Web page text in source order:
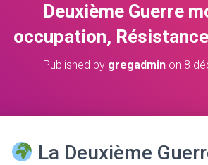
Deuxième Guerre
occupation,
Published by gregadmin on 8
La Deuxième